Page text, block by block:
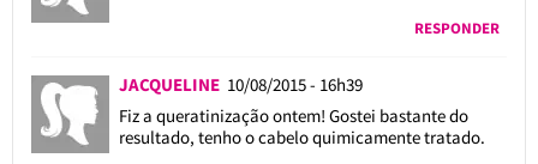
RESPONDER
JACQUELINE 10/08/2015 - 16h39
Fiz a queratinização ontem! Gostei bastante do
resultado, tenho o cabelo quimicamente tratado.